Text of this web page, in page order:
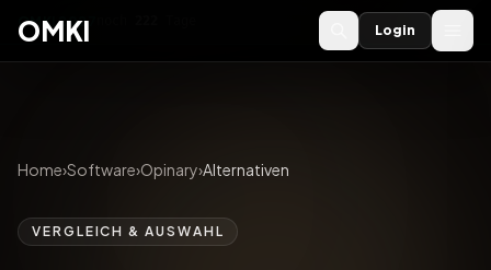
OMKI 2027
OMKI Login
Home›Software›Opinary›Alternativen
VERGLEICH & AUSWAHL